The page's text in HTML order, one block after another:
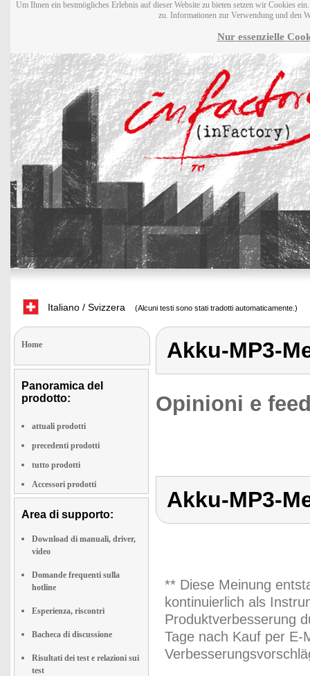
Um Ihnen ein bestmögliches Erlebnis auf dieser Website zu bieten setzen wir Cookies
zu. Informationen zur Verwendung und den
Nur essenzielle
Italiano / Svizzera (Alcuni testi sono stati tradotti automaticamente.)
Home
Panoramica del
prodotto:
attuali prodotti
precedenti prodotti
tutto prodotti
Accessori prodotti
Area di supporto:
Download di manuali, driver,
video
Domande frequenti sulla
hotline
Esperienza, riscontri
Bacheca di discussione
Risultati dei test e relazioni sui
test
Akku-MP3-
Opinioni e
Akku-MP3-
** Diese Meinung
kontinuierlich als
Produktverbesserung
Tage nach Kauf per E-